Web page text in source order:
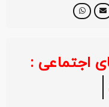
اجتماعی :